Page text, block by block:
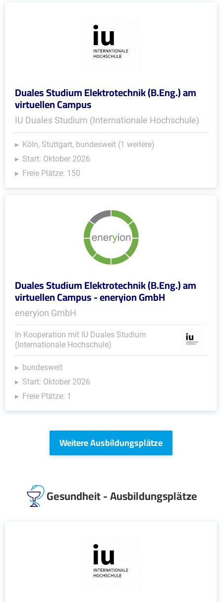
Duales Studium Elektrotechnik (B.Eng.) am
virtuellen Campus
IU Duales Studium (Internationale Hochschule)
Köln, Stuttgart, bundesweit (1 weitere)
Start: Oktober 2026
Freie Plätze: 150
Duales Studium Elektrotechnik (B.Eng.) am
virtuellen Campus - eneryion GmbH
eneryion GmbH
In Kooperation mit IU Duales Studium
(Internationale Hochschule)
bundesweit
Start: Oktober 2026
Freie Plätze: 1
Weitere Ausbildungsplätze
Gesundheit - Ausbildungsplätze